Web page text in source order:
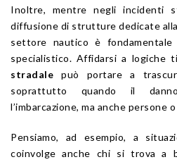
Inoltre, mentre negli incidenti
diffusione di strutture dedicate
settore nautico è
specialistico. Affidarsi a logiche
stradale può portare a
soprattutto quando il
l’imbarcazione, ma anche persone
Pensiamo, ad esempio, a
coinvolge anche chi si trova a